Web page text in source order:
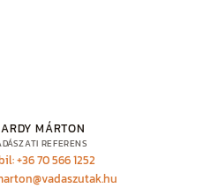
MÁRTON
REFERENS
+36 70 566 1252